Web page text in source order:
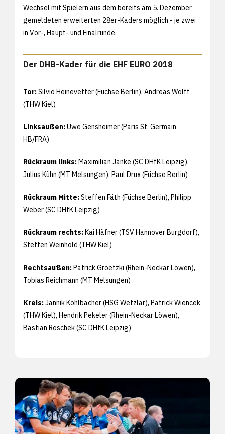
Wechsel mit Spielern aus dem bereits am 5. Dezember
gemeldeten erweiterten 28er-Kaders möglich - je zwei
in Vor-, Haupt- und Finalrunde.
Der DHB-Kader für die EHF EURO 2018
Tor:Silvio Heinevetter (Füchse Berlin), Andreas Wolff
(THW Kiel)
Linksaußen:Uwe Gensheimer (Paris St. Germain
HB/FRA)
Rückraum links:Maximilian Janke (SC DHfK Leipzig),
Julius Kühn (MT Melsungen), Paul Drux (Füchse Berlin)
Rückraum Mitte:Steffen Fäth (Füchse Berlin), Philipp
Weber (SC DHfK Leipzig)
Rückraum rechts:Kai Häfner (TSV Hannover Burgdorf),
Steffen Weinhold (THW Kiel)
Rechtsaußen:Patrick Groetzki (Rhein-Neckar Löwen),
Tobias Reichmann (MT Melsungen)
Kreis:Jannik Kohlbacher (HSG Wetzlar), Patrick Wiencek
(THW Kiel), Hendrik Pekeler (Rhein-Neckar Löwen),
Bastian Roschek (SC DHfK Leipzig)